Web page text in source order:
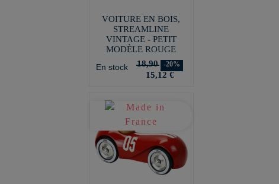
VOITURE EN BOIS,
STREAMLINE
VINTAGE - PETIT
MODÈLE ROUGE
En stock
18,90 -20%
15,12 €